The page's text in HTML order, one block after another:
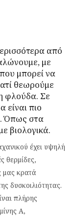
από
με
μπορεί να
θεωρούμε
φλούδα. Σε
πιο
Όπως στα
βιολογικά.
έχει υψηλή
θερμίδες,
μας κρατά
δυσκοιλιότητας.
πλήρης
Α,